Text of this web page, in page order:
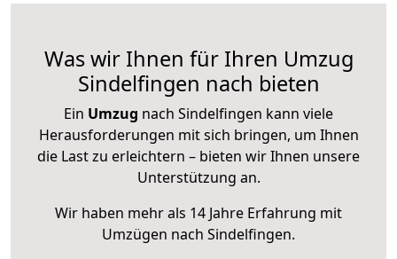
Was wir Ihnen für Ihren Umzug
Sindelfingen nach bieten
Ein Umzug nach Sindelfingen kann viele
Herausforderungen mit sich bringen, um Ihnen
die Last zu erleichtern – bieten wir Ihnen unsere
Unterstützung an.
Wir haben mehr als 14 Jahre Erfahrung mit
Umzügen nach Sindelfingen.